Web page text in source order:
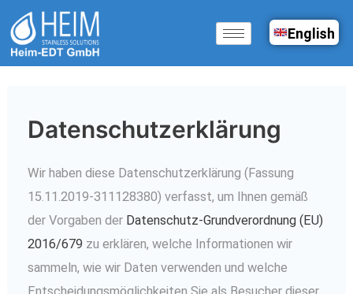
Inhalt
springen
English
Datenschutzerklärung
Wir haben diese Datenschutzerklärung (Fassung
15.11.2019-311128380) verfasst, um Ihnen gemäß
der Vorgaben der Datenschutz-Grundverordnung (EU)
2016/679 zu erklären, welche Informationen wir
sammeln, wie wir Daten verwenden und welche